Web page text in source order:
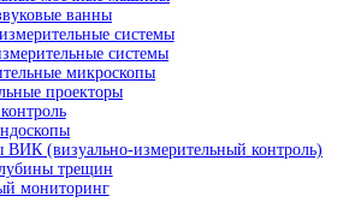
для контроля толщины сухих
Толщиномеры покрытий Karl Deutsch
Толщиномеры покрытий Elcometer
Толщиномеры покрытий Константа
Толщиномеры покрытий AKASCAN
для контроля качества покрытий
Контроль сплошности покрытий
Контроль толщины мокрого слоя
Контроль толщины порошковых